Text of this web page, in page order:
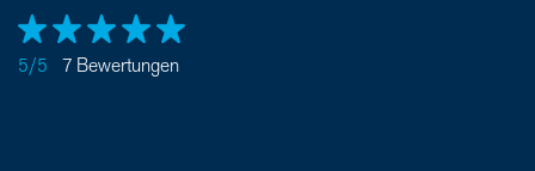
5/5 7 Bewertungen